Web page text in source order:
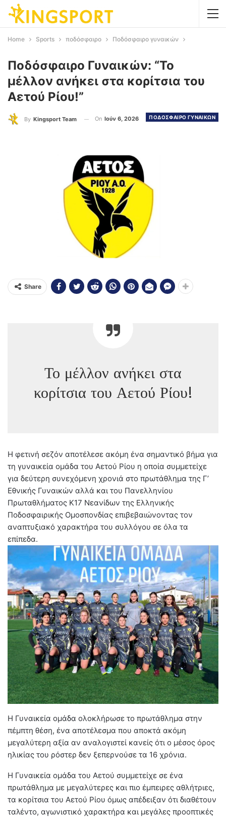
Home Sports ποδόσφαιρο Ποδόσφαιρο γυναικών
Ποδόσφαιρο Γυναικών: “Το
μέλλον ανήκει στα κορίτσια του
Αετού Ρίου!”
ΠΟΔΟΣΦΑΙΡΟ ΓΥΝΑΙΚΩΝ
By Kingsport Team On Ιούν 6, 2026
Share
Το μέλλον ανήκει στα
κορίτσια του Αετού Ρίου!
Η φετινή σεζόν αποτέλεσε ακόμη ένα σημαντικό βήμα για
τη γυναικεία ομάδα του Αετού Ρίου η οποία συμμετείχε
για δεύτερη συνεχόμενη χρονιά στο πρωτάθλημα της Γ’
Εθνικής Γυναικών αλλά και του Πανελληνίου
Πρωταθλήματος Κ17 Νεανίδων της Ελληνικής
Ποδοσφαιρικής Ομοσπονδίας επιβεβαιώνοντας τον
αναπτυξιακό χαρακτήρα του συλλόγου σε όλα τα
επίπεδα.
Η Γυναικεία ομάδα ολοκλήρωσε το πρωτάθλημα στην
πέμπτη θέση, ένα αποτέλεσμα που αποκτά ακόμη
μεγαλύτερη αξία αν αναλογιστεί κανείς ότι ο μέσος όρος
ηλικίας του ρόστερ δεν ξεπερνούσε τα 16 χρόνια.
Η Γυναικεία ομάδα του Αετού συμμετείχε σε ένα
πρωτάθλημα με μεγαλύτερες και πιο έμπειρες αθλήτριες,
τα κορίτσια του Αετού Ρίου όμως απέδειξαν ότι διαθέτουν
ταλέντο, αγωνιστικό χαρακτήρα και μεγάλες προοπτικές